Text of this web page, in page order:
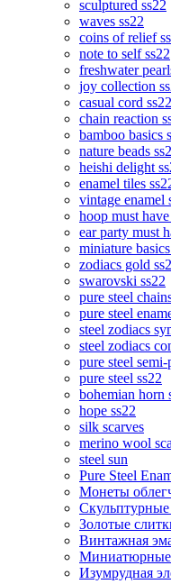
sculptured ss22
waves ss22
coins of relief
note to self ss22
freshwater
joy collection
casual cord ss22
chain reaction
bamboo basics
nature beads
heishi delight
enamel tiles
vintage enamel
hoop must have
ear party must
miniature
zodiacs gold
swarovski ss22
pure steel
pure steel
steel zodiacs
steel zodiacs
pure steel semi-
pure steel ss22
bohemian horn
hope ss22
silk scarves
merino wool
steel sun
Pure Steel
Монеты
Скульптурные
Золотые
Винтажная
Миниатюрные
Изумрудная